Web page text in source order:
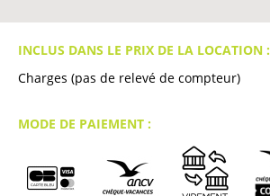
INCLUS DANS LE PRIX DE LA LOCATION :
Charges (pas de relevé de compteur)
MODE DE PAIEMENT :